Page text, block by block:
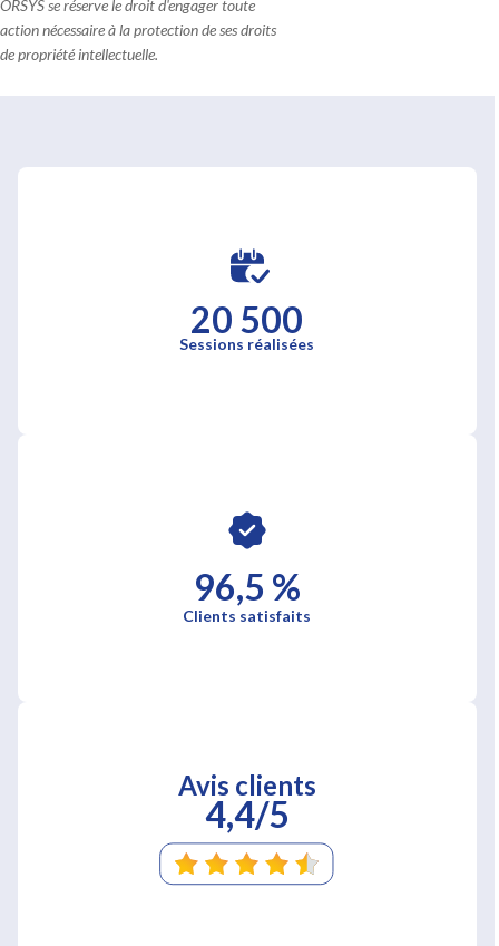
ORSYS se réserve le droit d'engager toute
action nécessaire à la protection de ses droits
de propriété intellectuelle.
20 500
Sessions réalisées
96,5 %
Clients satisfaits
Avis clients
4,4/5